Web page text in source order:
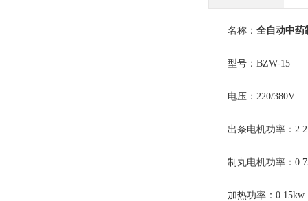
名称： 全自动中药
型号：BZW-15
电压：220/380V
出条电机功率：
制丸电机功率：
加热功率：0.15kw